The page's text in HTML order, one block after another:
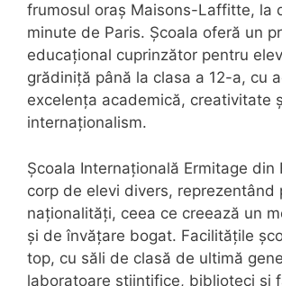
frumosul oraș Maisons-Laffitte, la
minute de Paris. Școala oferă un
educațional cuprinzător pentru
grădiniță până la clasa a 12-a, cu
excelența academică, creativitate
internaționalism.
Școala Internațională Ermitage din
corp de elevi divers, reprezentând
naționalități, ceea ce creează un
și de învățare bogat. Facilitățile
top, cu săli de clasă de ultimă
laboratoare științifice, biblioteci și